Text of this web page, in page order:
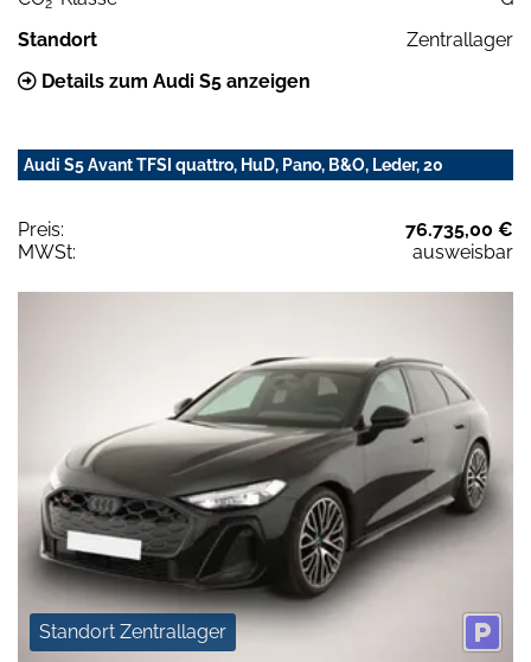
Standort
Zentrallager
Details zum Audi S5 anzeigen
Audi S5 Avant TFSI quattro, HuD, Pano, B&O, Leder, 20
Preis:
76.735,00 €
MWSt:
ausweisbar
Standort Zentrallager